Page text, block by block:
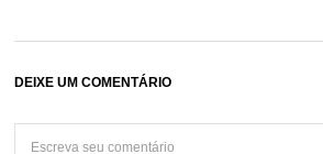
DEIXE UM COMENTÁRIO